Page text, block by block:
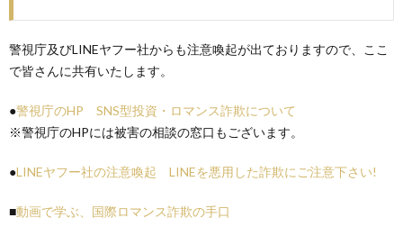
警視庁及びLINEヤフー社からも注意喚起が出ておりますので、ここ
で皆さんに共有いたします。
●警視庁のHP SNS型投資・ロマンス詐欺について
※警視庁のHPには被害の相談の窓口もございます。
●LINEヤフー社の注意喚起 LINEを悪用した詐欺にご注意下さい!
■動画で学ぶ、国際ロマンス詐欺の手口